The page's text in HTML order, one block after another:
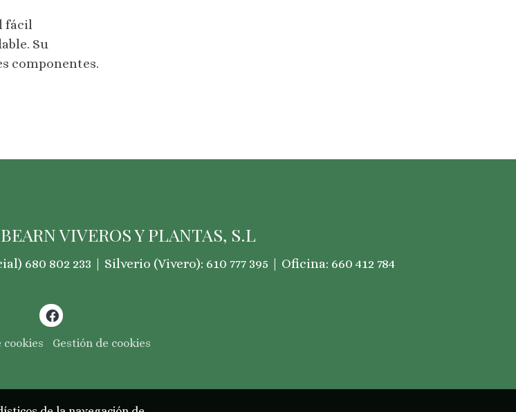
fácil
Su
componentes.
VIVEROS Y PLANTAS, S.L
680 802 233 | Silverio (Vivero): 610 777 395 | Oficina: 660 412 784
cookies Gestión de cookies